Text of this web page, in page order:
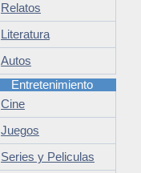
Relatos
Literatura
Autos
Entretenimiento
Cine
Juegos
Series y Peliculas